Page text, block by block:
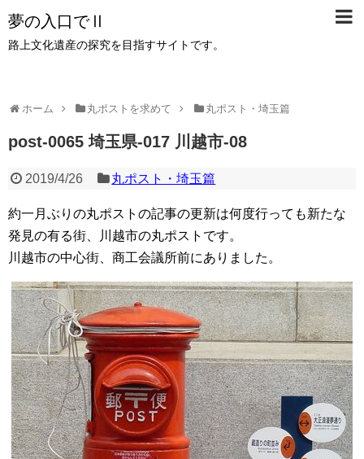
夢の入口でⅡ
路上文化遺産の探究を目指すサイトです。
ホーム 丸ポストを求めて 丸ポスト・埼玉篇
post-0065 埼玉県-017 川越市-08
2019/4/26 丸ポスト・埼玉篇
約一月ぶりの丸ポストの記事の更新は何度行っても新たな
発見の有る街、川越市の丸ポストです。
川越市の中心街、商工会議所前にありました。